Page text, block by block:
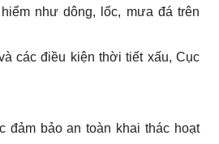
ểm như dông, lốc, mưa đá trên
các điều kiện thời tiết xấu, Cục
đảm bảo an toàn khai thác hoạt